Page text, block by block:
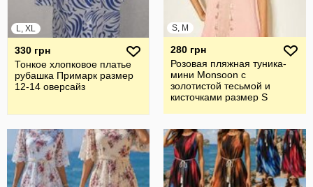
L, XL
330 грн
Тонкое хлопковое платье
рубашка Примарк размер
12-14 оверсайз
S, M
280 грн
Розовая пляжная туника-
мини Monsoon с
золотистой тесьмой и
кисточками размер S